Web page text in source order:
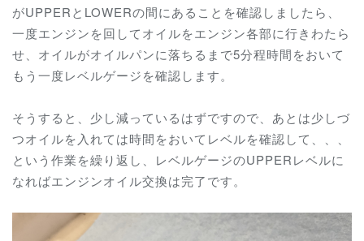
がUPPERとLOWERの間にあることを確認しましたら、
一度エンジンを回してオイルをエンジン各部に行きわたら
せ、オイルがオイルパンに落ちるまで5分程時間をおいて
もう一度レベルゲージを確認します。
そうすると、少し減っているはずですので、あとは少しづ
つオイルを入れては時間をおいてレベルを確認して、、、
という作業を繰り返し、レベルゲージのUPPERレベルに
なればエンジンオイル交換は完了です。